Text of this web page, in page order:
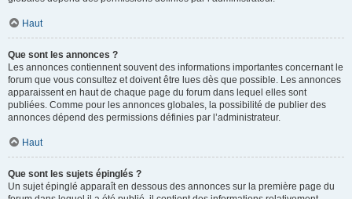
Haut
Que sont les annonces ?
Les annonces contiennent souvent des informations importantes concernant le
forum que vous consultez et doivent être lues dès que possible. Les annonces
apparaissent en haut de chaque page du forum dans lequel elles sont
publiées. Comme pour les annonces globales, la possibilité de publier des
annonces dépend des permissions définies par l’administrateur.
Haut
Que sont les sujets épinglés ?
Un sujet épinglé apparaît en dessous des annonces sur la première page du